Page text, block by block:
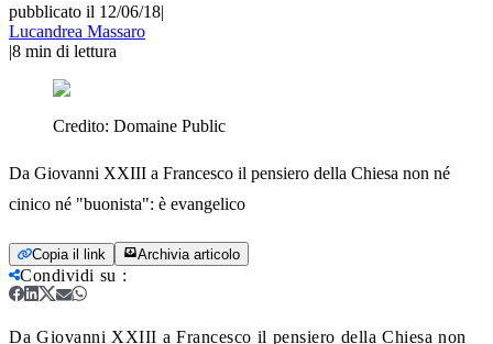
pubblicato il 12/06/18|
Lucandrea Massaro
|8 min di lettura
Credito: Domaine Public
Da Giovanni XXIII a Francesco il pensiero della Chiesa non né
cinico né "buonista": è evangelico
Copia il link Archivia articolo
Condividi su :
Da Giovanni XXIII a Francesco il pensiero della Chiesa non